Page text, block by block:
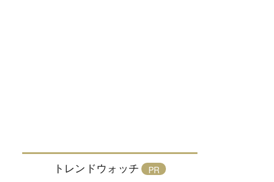
トレンドウォッチ